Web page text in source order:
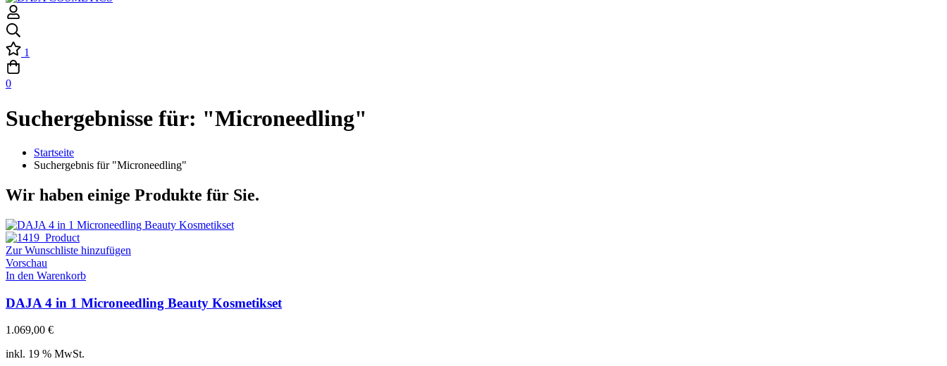
1
0
Suchergebnisse für: "Microneedling"
Startseite
Suchergebnis für "Microneedling"
Wir haben einige Produkte für Sie.
Zur Wunschliste hinzufügen
Vorschau
In den Warenkorb
DAJA 4 in 1 Microneedling Beauty Kosmetikset
1.069,00 €
inkl. 19 % MwSt.